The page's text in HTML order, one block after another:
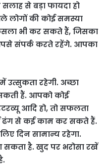
से बड़ा फायदा हो
लोगों की कोई समस्या
भी कर सकते हैं, जिसका
संपर्क करते रहेंगे. आपका
रहेगी. अच्छा
हैं. आपको कोई
आदि हो, तो सफलता
ढंग से कई काम कर सकते हैं.
दिन सामान्य रहेगा.
सकता है. खुद पर भरोसा रखें